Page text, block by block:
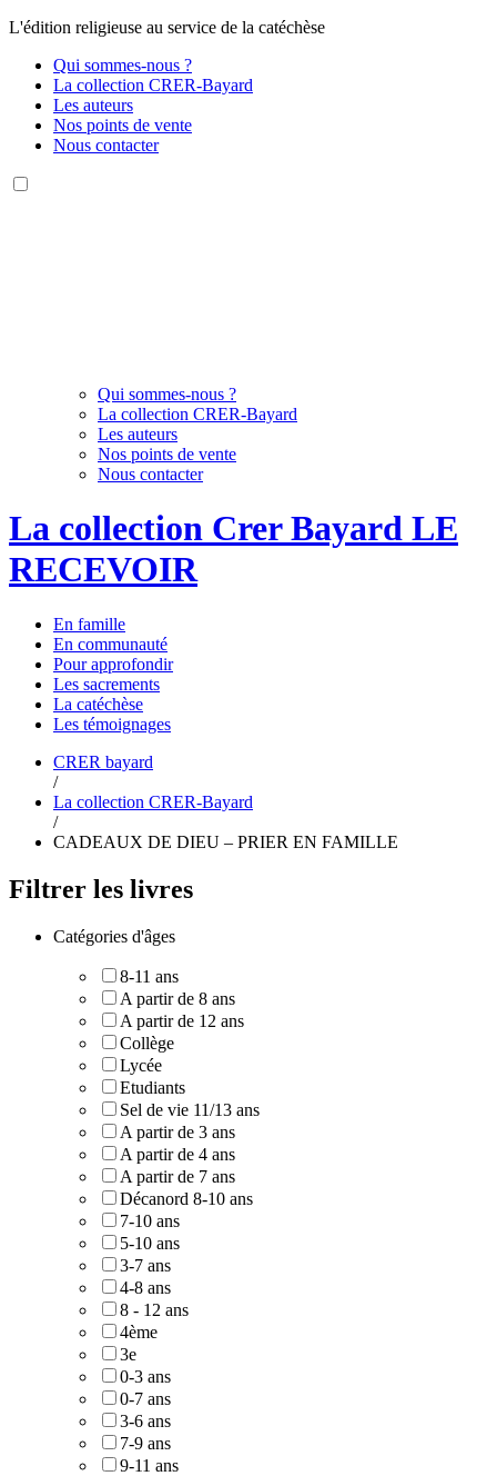
L'édition religieuse au service de la catéchèse
Qui sommes-nous ?
La collection CRER-Bayard
Les auteurs
Nos points de vente
Nous contacter
Qui sommes-nous ?
La collection CRER-Bayard
Les auteurs
Nos points de vente
Nous contacter
La collection Crer Bayard LE
RECEVOIR
En famille
En communauté
Pourapprofondir
Les sacrements
La catéchèse
Les témoignages
CRER bayard
/
La collection CRER-Bayard
/
CADEAUX DE DIEU – PRIER EN FAMILLE
Filtrer les livres
Catégories d'âges
8-11 ans
A partir de 8 ans
A partir de 12 ans
Collège
Lycée
Etudiants
Sel de vie 11/13 ans
A partir de 3 ans
A partir de 4 ans
A partir de 7 ans
Décanord 8-10 ans
7-10 ans
5-10 ans
3-7 ans
4-8 ans
8 - 12 ans
4ème
3e
0-3 ans
0-7 ans
3-6 ans
7-9 ans
9-11 ans